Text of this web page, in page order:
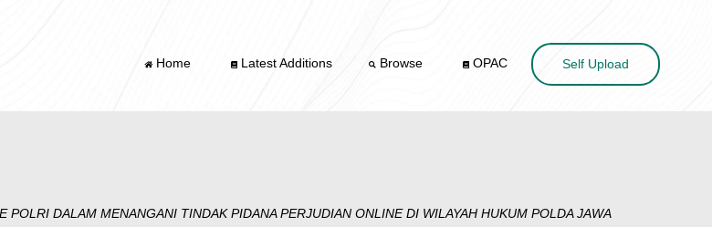
Home Latest Additions Browse OPAC Self Upload
POLRI DALAM MENANGANI TINDAK PIDANA PERJUDIAN ONLINE DI WILAYAH HUKUM POLDA JAWA